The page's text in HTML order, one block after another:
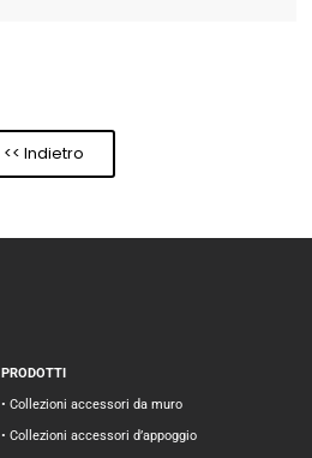
<< Indietro
PRODOTTI
• Collezioni accessori da muro
• Collezioni accessori d’appoggio